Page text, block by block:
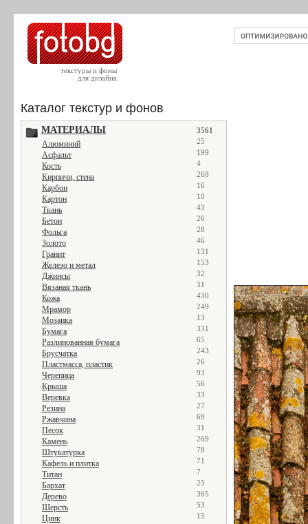
текстуры и фоны
для дизайна
Каталог текстур и фонов
МАТЕРИАЛЫ 3561
Алюминий 25
Асфальт 199
Кость 4
Кирпичи, стена 268
Карбон 16
Картон 10
Ткань 43
Бетон 26
Фольга 28
Золото 46
Гранит 131
Железо и метал 153
Джинсы 32
Вязаная ткань 31
Кожа 430
Мрамор 249
Мозаика 13
Бумага 331
Разлинованная бумага 65
Брусчатка 243
Пластмасса, пластик 26
Черепица 93
Крыша 56
Веревка 33
Резина 27
Ржавчина 69
Песок 31
Камень 269
Штукатурка 78
Кафель и плитка 71
Титан 7
Бархат 25
Дерево 365
Шерсть 53
Цинк 15